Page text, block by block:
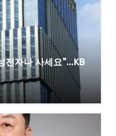
전자나 사세요”…KB